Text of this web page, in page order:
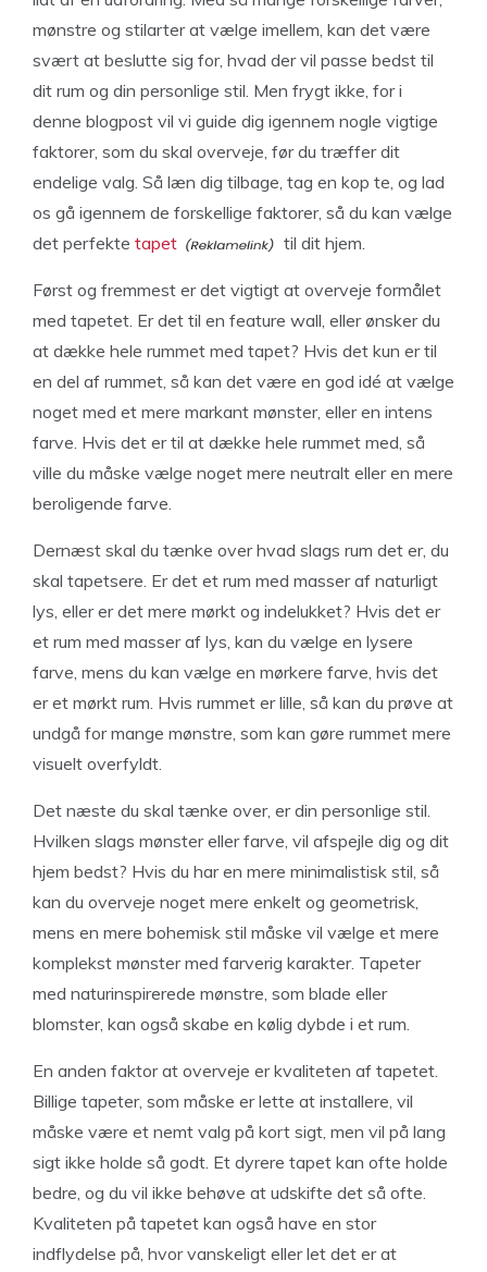
mønstre og stilarter at vælge imellem, kan det være
svært at beslutte sig for, hvad der vil passe bedst til
dit rum og din personlige stil. Men frygt ikke, for i
denne blogpost vil vi guide dig igennem nogle vigtige
faktorer, som du skal overveje, før du træffer dit
endelige valg. Så læn dig tilbage, tag en kop te, og lad
os gå igennem de forskellige faktorer, så du kan vælge
det perfekte tapet til dit hjem.
Først og fremmest er det vigtigt at overveje formålet
med tapetet. Er det til en feature wall, eller ønsker du
at dække hele rummet med tapet? Hvis det kun er til
en del af rummet, så kan det være en god idé at vælge
noget med et mere markant mønster, eller en intens
farve. Hvis det er til at dække hele rummet med, så
ville du måske vælge noget mere neutralt eller en mere
beroligende farve.
Dernæst skal du tænke over hvad slags rum det er, du
skal tapetsere. Er det et rum med masser af naturligt
lys, eller er det mere mørkt og indelukket? Hvis det er
et rum med masser af lys, kan du vælge en lysere
farve, mens du kan vælge en mørkere farve, hvis det
er et mørkt rum. Hvis rummet er lille, så kan du prøve at
undgå for mange mønstre, som kan gøre rummet mere
visuelt overfyldt.
Det næste du skal tænke over, er din personlige stil.
Hvilken slags mønster eller farve, vil afspejle dig og dit
hjem bedst? Hvis du har en mere minimalistisk stil, så
kan du overveje noget mere enkelt og geometrisk,
mens en mere bohemisk stil måske vil vælge et mere
komplekst mønster med farverig karakter. Tapeter
med naturinspirerede mønstre, som blade eller
blomster, kan også skabe en kølig dybde i et rum.
En anden faktor at overveje er kvaliteten af tapetet.
Billige tapeter, som måske er lette at installere, vil
måske være et nemt valg på kort sigt, men vil på lang
sigt ikke holde så godt. Et dyrere tapet kan ofte holde
bedre, og du vil ikke behøve at udskifte det så ofte.
Kvaliteten på tapetet kan også have en stor
indflydelse på, hvor vanskeligt eller let det er at